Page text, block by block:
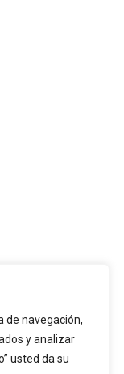
de navegación,
y analizar
usted da su